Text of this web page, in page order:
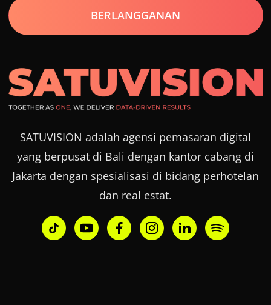
SATUVISION adalah agensi pemasaran digital
yang berpusat di Bali dengan kantor cabang di
Jakarta dengan spesialisasi di bidang perhotelan
dan real estat.